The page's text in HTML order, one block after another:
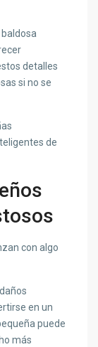
detalles
si no se
de
con algo
en un
puede
más